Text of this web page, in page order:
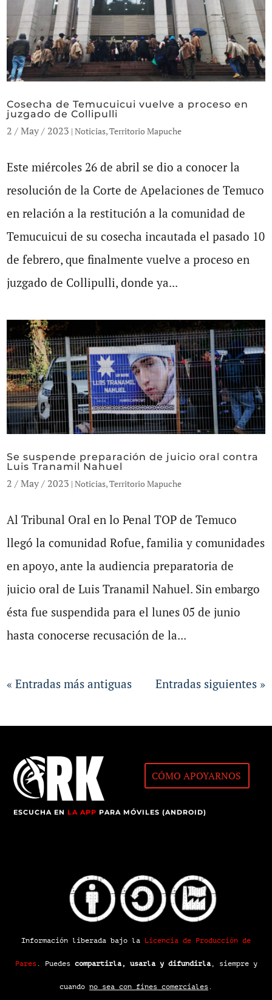
Cosecha de Temucuicui vuelve a proceso en
juzgado de Collipulli
2 / May / 2023 |Noticias,Territorio Mapuche
Este miércoles 26 de abril se dio a conocer la
resolución de la Corte de Apelaciones de Temuco
en relación a la restitución a la comunidad de
Temucuicui de su cosecha incautada el pasado 10
de febrero, que finalmente vuelve a proceso en
juzgado de Collipulli, donde ya...
Se suspende preparación de juicio oral contra
Luis Tranamil Nahuel
2 / May / 2023 |Noticias,Territorio Mapuche
Al Tribunal Oral en lo Penal TOP de Temuco
llegó la comunidad Rofue, familia y comunidades
en apoyo, ante la audiencia preparatoria de
juicio oral de Luis Tranamil Nahuel. Sin embargo
ésta fue suspendida para el lunes 05 de junio
hasta conocerse recusación de la...
« Entradas más antiguas Entradas siguientes »
CÓMO APOYARNOS
ESCUCHA ENLA APP PARA MÓVILES (ANDROID)
Información liberada bajo la Licencia de Producción de
Pares. Puedes compartirla, usarla y difundirla, siempre y
cuando no sea con fines comerciales